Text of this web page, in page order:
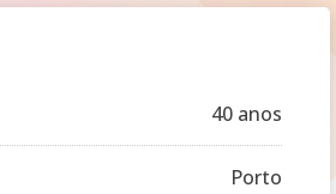
40 anos
Porto